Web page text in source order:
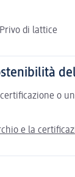
di lattice
o
e la